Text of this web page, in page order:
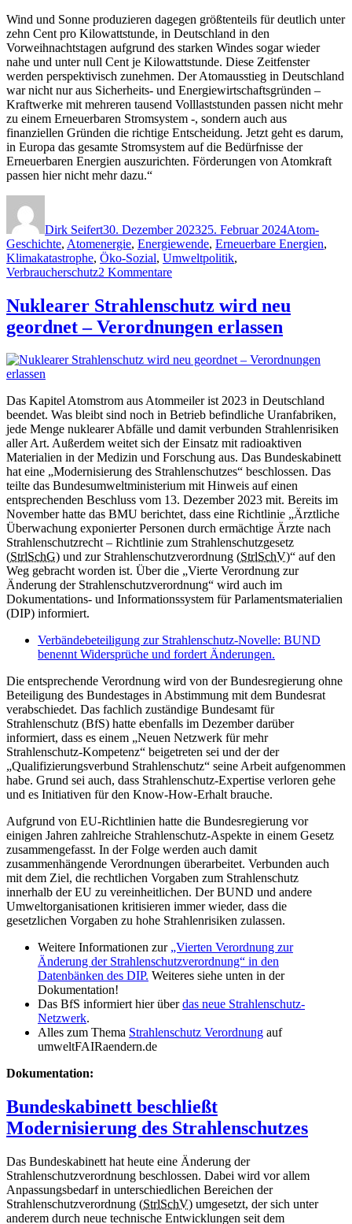
Wind und Sonne produzieren dagegen größtenteils für deutlich unter
zehn Cent pro Kilowattstunde, in Deutschland in den
Vorweihnachtstagen aufgrund des starken Windes sogar wieder
nahe und unter null Cent je Kilowattstunde. Diese Zeitfenster
werden perspektivisch zunehmen. Der Atomausstieg in Deutschland
war nicht nur aus Sicherheits- und Energiewirtschaftsgründen –
Kraftwerke mit mehreren tausend Volllaststunden passen nicht mehr
zu einem Erneuerbaren Stromsystem -, sondern auch aus
finanziellen Gründen die richtige Entscheidung. Jetzt geht es darum,
in Europa das gesamte Stromsystem auf die Bedürfnisse der
Erneuerbaren Energien auszurichten. Förderungen von Atomkraft
passen hier nicht mehr dazu.“
Dirk Seifert30. Dezember 202325. Februar 2024Atom-
Geschichte, Atomenergie, Energiewende, Erneuerbare Energien,
Klimakatastrophe, Öko-Sozial, Umweltpolitik,
Verbraucherschutz2 Kommentarezu
AKW
Hinkley
Point:
–
Atomenergie
zukunftsfähig
Nuklearer Strahlenschutz wird neu
geordnet – Verordnungen erlassen
Das Kapitel Atomstrom aus Atommeiler ist 2023 in Deutschland
beendet. Was bleibt sind noch in Betrieb befindliche Uranfabriken,
jede Menge nuklearer Abfälle und damit verbunden Strahlenrisiken
aller Art. Außerdem weitet sich der Einsatz mit radioaktiven
Materialien in der Medizin und Forschung aus. Das Bundeskabinett
hat eine „Modernisierung des Strahlenschutzes“ beschlossen. Das
teilte das Bundesumweltministerium mit Hinweis auf einen
entsprechenden Beschluss vom 13. Dezember 2023 mit. Bereits im
November hatte das BMU berichtet, dass eine Richtlinie „Ärztliche
Überwachung exponierter Personen durch ermächtige Ärzte nach
Strahlenschutzrecht – Richtlinie zum Strahlenschutzgesetz
(StrlSchG) und zur Strahlenschutzverordnung (StrlSchV)“ auf den
Weg gebracht worden ist. Über die „Vierte Verordnung zur
Änderung der Strahlenschutzverordnung“ wird auch im
Dokumentations- und Informationssystem für Parlamentsmaterialien
(DIP) informiert.
Verbändebeteiligung zur Strahlenschutz-Novelle: BUND
benennt Widersprüche und fordert Änderungen.
Die entsprechende Verordnung wird von der Bundesregierung ohne
Beteiligung des Bundestages in Abstimmung mit dem Bundesrat
verabschiedet. Das fachlich zuständige Bundesamt für
Strahlenschutz (BfS) hatte ebenfalls im Dezember darüber
informiert, dass es einem „Neuen Netzwerk für mehr
Strahlenschutz-Kompetenz“ beigetreten sei und der der
„Qualifizierungsverbund Strahlenschutz“ seine Arbeit aufgenommen
habe. Grund sei auch, dass Strahlenschutz-Expertise verloren gehe
und es Initiativen für den Know-How-Erhalt brauche.
Aufgrund von EU-Richtlinien hatte die Bundesregierung vor
einigen Jahren zahlreiche Strahlenschutz-Aspekte in einem Gesetz
zusammengefasst. In der Folge werden auch damit
zusammenhängende Verordnungen überarbeitet. Verbunden auch
mit dem Ziel, die rechtlichen Vorgaben zum Strahlenschutz
innerhalb der EU zu vereinheitlichen. Der BUND und andere
Umweltorganisationen kritisieren immer wieder, dass die
gesetzlichen Vorgaben zu hohe Strahlenrisiken zulassen.
Weitere Informationen zur „Vierten Verordnung zur
Änderung der Strahlenschutzverordnung“ in den
Datenbänken des DIP. Weiteres siehe unten in der
Dokumentation!
Das BfS informiert hier überdas neue Strahlenschutz-
Netzwerk.
Alles zum Thema Strahlenschutz Verordnung auf
umweltFAIRaendern.de
Dokumentation:
Bundeskabinett beschließt
Modernisierung des Strahlenschutzes
Das Bundeskabinett hat heute eine Änderung der
Strahlenschutzverordnung beschlossen. Dabei wird vor allem
Anpassungsbedarf in unterschiedlichen Bereichen der
Strahlenschutzverordnung (StrlSchV) umgesetzt, der sich unter
anderem durch neue technische Entwicklungen seit dem